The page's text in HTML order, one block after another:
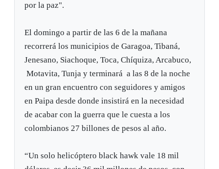
por la paz".
El domingo a partir de las 6 de la mañana
recorrerá los municipios de Garagoa, Tibaná,
Jenesano, Siachoque, Toca, Chíquiza, Arcabuco,
Motavita, Tunja y terminará a las 8 de la noche
en un gran encuentro con seguidores y amigos
en Paipa desde donde insistirá en la necesidad
de acabar con la guerra que le cuesta a los
colombianos 27 billones de pesos al año.
“Un solo helicóptero black hawk vale 18 mil